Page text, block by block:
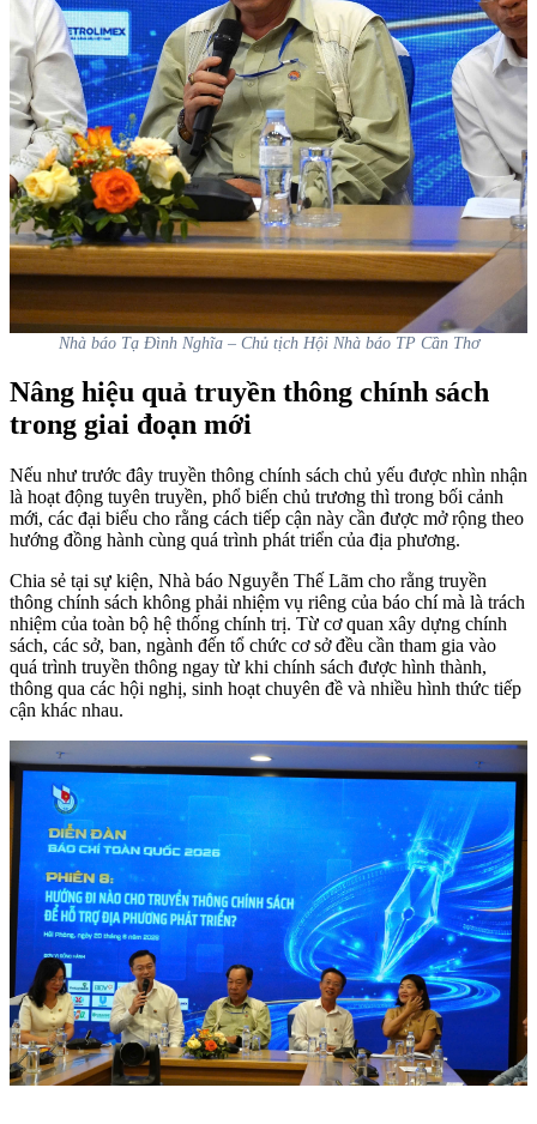
Nhà báo Tạ Đình Nghĩa – Chủ tịch Hội Nhà báo TP Cần Thơ
Nâng hiệu quả truyền thông chính sách
trong giai đoạn mới
Nếu như trước đây truyền thông chính sách chủ yếu được nhìn nhận
là hoạt động tuyên truyền, phổ biến chủ trương thì trong bối cảnh
mới, các đại biểu cho rằng cách tiếp cận này cần được mở rộng theo
hướng đồng hành cùng quá trình phát triển của địa phương.
Chia sẻ tại sự kiện, Nhà báo Nguyễn Thế Lãm cho rằng truyền
thông chính sách không phải nhiệm vụ riêng của báo chí mà là trách
nhiệm của toàn bộ hệ thống chính trị. Từ cơ quan xây dựng chính
sách, các sở, ban, ngành đến tổ chức cơ sở đều cần tham gia vào
quá trình truyền thông ngay từ khi chính sách được hình thành,
thông qua các hội nghị, sinh hoạt chuyên đề và nhiều hình thức tiếp
cận khác nhau.